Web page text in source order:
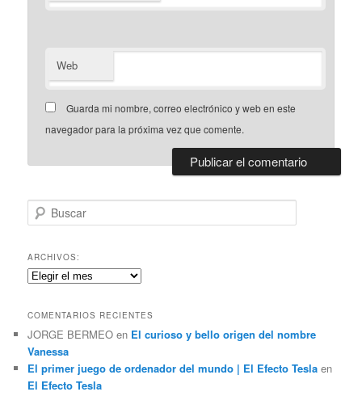
Web
Guarda mi nombre, correo electrónico y web en este
navegador para la próxima vez que comente.
u
c
a
r
ARCHIVOS:
Archivos:
COMENTARIOS RECIENTES
JORGE BERMEO en El curioso y bello origen del nombre
Vanessa
El primer juego de ordenador del mundo | El Efecto Tesla en
El Efecto Tesla